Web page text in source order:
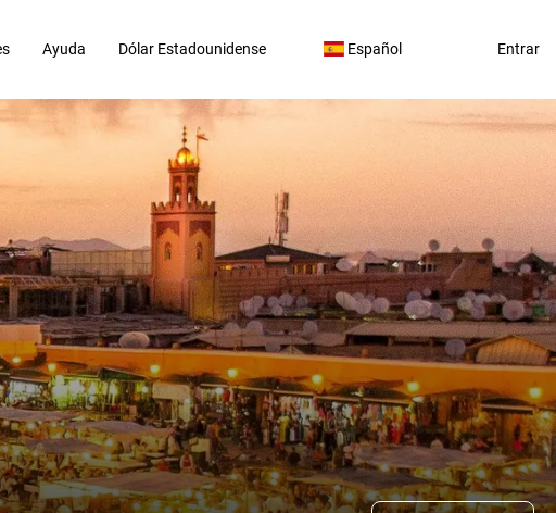
Ayuda Dólar Estadounidense Español Entrar